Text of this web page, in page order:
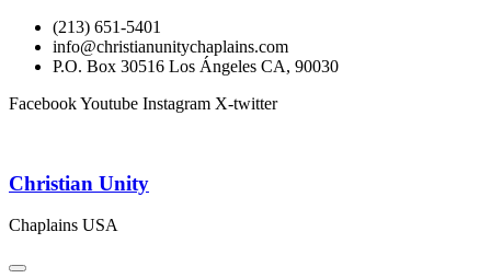
(213) 651-5401
info@christianunitychaplains.com
P.O. Box 30516 Los Ángeles CA, 90030
FacebookYoutube Instagram X-twitter
Christian Unity
Chaplains USA